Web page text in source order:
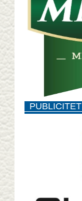
PUBLICITET